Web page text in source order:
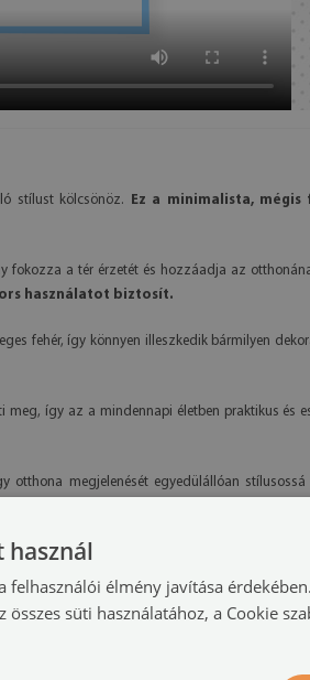
stílust kölcsönöz. Ez a minimalista,
fokozza a tér érzetét és hozzáadja az
használatot biztosít.
fehér, így könnyen illeszkedik bármilyen
így az a mindennapi életben praktikus és
megjelenését egyedülállóan stílusossá
művészi darab, amely varázslatos atmoszférát
minőségét, és nem jogosít fel reklamációra.
használ
felhasználói élmény javítása
összes süti használatához, a Cookie